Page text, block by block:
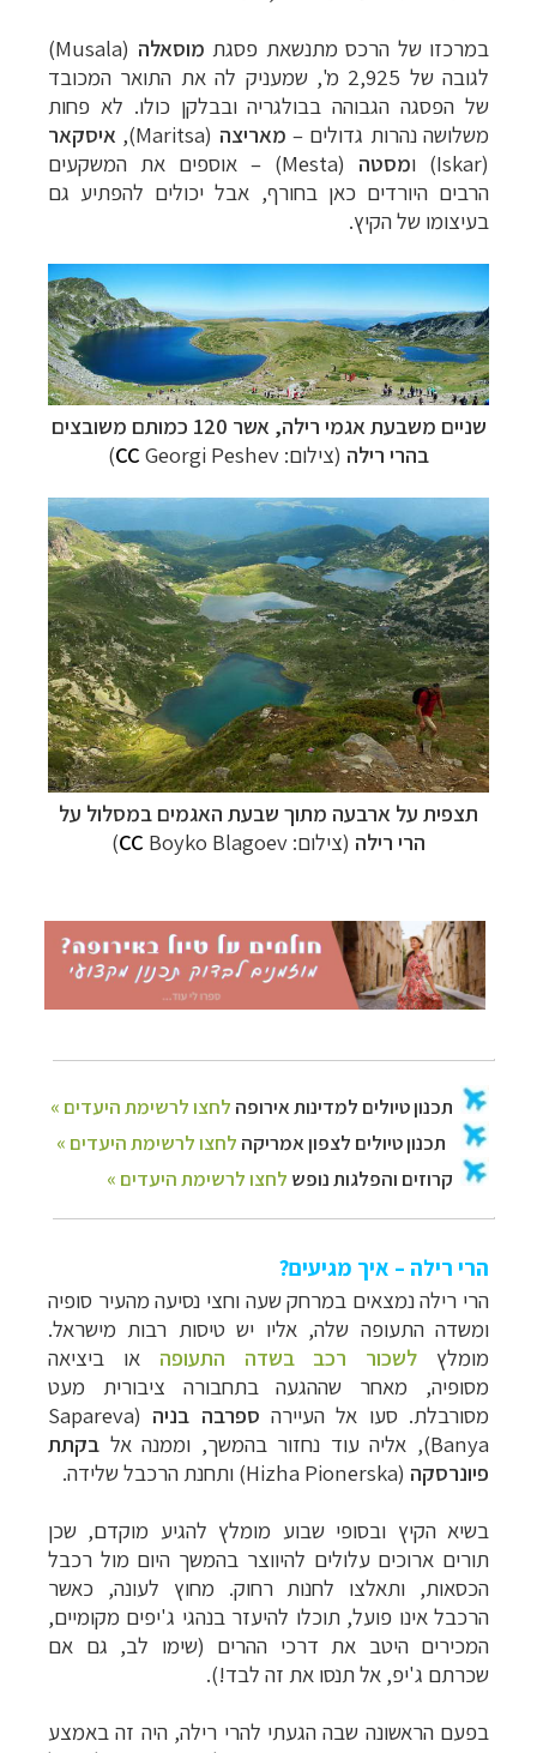
במרכזו של הרכס מתנשאת פסגת מוסאלה (
Musala
)
לגובה של 2,925 מ', שמעניק לה את התואר המכובד
של הפסגה הגבוהה בבולגריה ובבלקן כולו. לא פחות
משלושה נהרות גדולים – מאריצה (
Maritsa
), איסקאר
(
Iskar) ומסטה (
Mesta
)
– אוספים את המשקעים
הרבים היורדים כאן בחורף, אבל יכולים להפתיע גם
בעיצומו של הקיץ.
שניים משבעת אגמי רילה, אשר 120 כמותם משובצים
בהרי רילה (צילום: CC Georgi Peshev
)
תצפית על ארבעה מתוך שבעת האגמים במסלול על
הרי רילה (צילום: CC Boyko Blagoev
)
תכנוןטיולים למדינות אירופהלחצו לרשימת היעדים »
תכנוןטיולים לצפון אמריקה
לחצו לרשימת היעדים »
קרוזים והפלגות נופשלחצו לרשימת היעדים »
הרי רילה – איך מגיעים?
הרי רילה נמצאים במרחק שעה וחצי נסיעה מהעיר סופיה
ומשדה התעופה שלה, אליו יש טיסות רבות מישראל.
מומלץ לשכור רכב בשדה התעופה או ביציאה
מסופיה, מאחר שההגעה בתחבורה ציבורית מעט
מסורבלת. סעו אל העיירה ספרבה בניה (
Sapareva
Banya), אליה עוד נחזור בהמשך, וממנה אל בקתת
פיונרסקה (
Hizha Pionerska) ותחנת הרכבל שלידה.
בשיא הקיץ ובסופי שבוע מומלץ להגיע מוקדם, שכן
תורים ארוכים עלולים להיווצר בהמשך היום מול רכבל
הכסאות, ותאלצו לחנות רחוק. מחוץ לעונה, כאשר
הרכבל אינו פועל, תוכלו להיעזר בנהגי ג'יפים מקומיים,
המכירים היטב את דרכי ההרים (שימו לב, גם אם
שכרתם ג'יפ, אל תנסו את זה לבד!).
בפעם הראשונה שבה הגעתי להרי רילה, היה זה באמצע